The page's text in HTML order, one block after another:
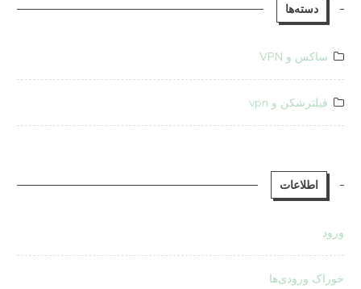
دسته‌ها
ساکس و VPN
فیلترشکن و vpn
اطلاعات
ورود
خوراک ورودی‌ها